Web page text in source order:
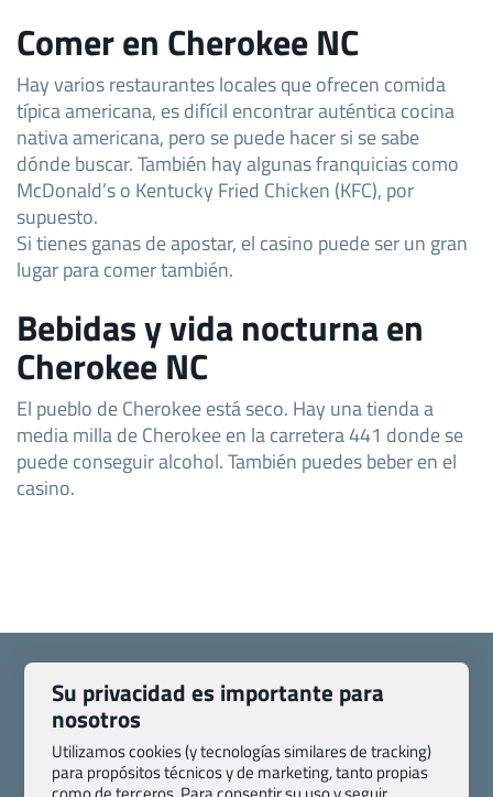
Comer en Cherokee NC
Hay varios restaurantes locales que ofrecen comida
típica americana, es difícil encontrar auténtica cocina
nativa americana, pero se puede hacer si se sabe
dónde buscar. También hay algunas franquicias como
McDonald’s o Kentucky Fried Chicken (KFC), por
supuesto.
Si tienes ganas de apostar, el casino puede ser un gran
lugar para comer también.
Bebidas y vida nocturna en
Cherokee NC
El pueblo de Cherokee está seco. Hay una tienda a
media milla de Cherokee en la carretera 441 donde se
puede conseguir alcohol. También puedes beber en el
casino.
Quienes somos
Contacto
Pasaporte, Visado, Salud y otras disposiciones específicas
Su privacidad es importante para
nosotros
Utilizamos cookies (y tecnologías similares de tracking)
para propósitos técnicos y de marketing, tanto propias